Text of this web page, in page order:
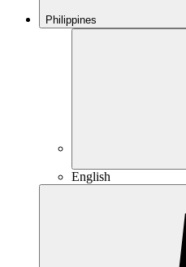
Philippines
English